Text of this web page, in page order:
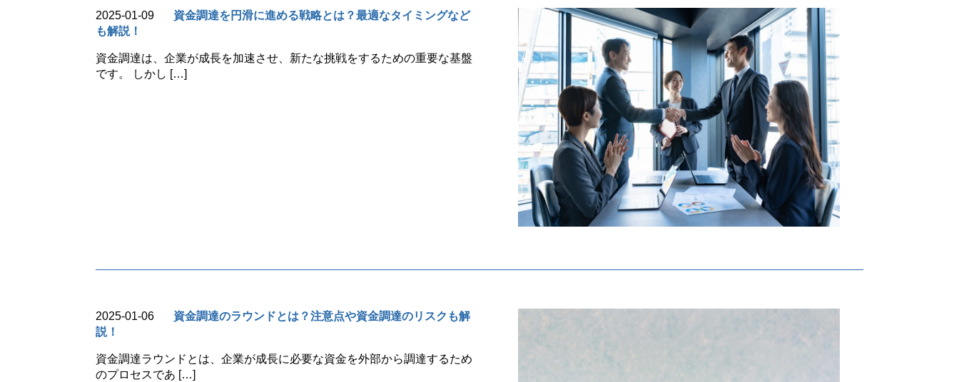
2025-01-09
資金調達を円滑に進める戦略とは？最適なタイミングなど
も解説！
資金調達は、企業が成長を加速させ、新たな挑戦をするための重要な基盤
です。 しかし […]
2025-01-06
資金調達のラウンドとは？注意点や資金調達のリスクも解
説！
資金調達ラウンドとは、企業が成長に必要な資金を外部から調達するため
のプロセスであ […]